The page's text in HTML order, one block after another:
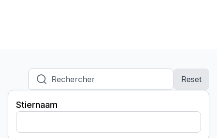
Rechercher
Reset
Stiernaam